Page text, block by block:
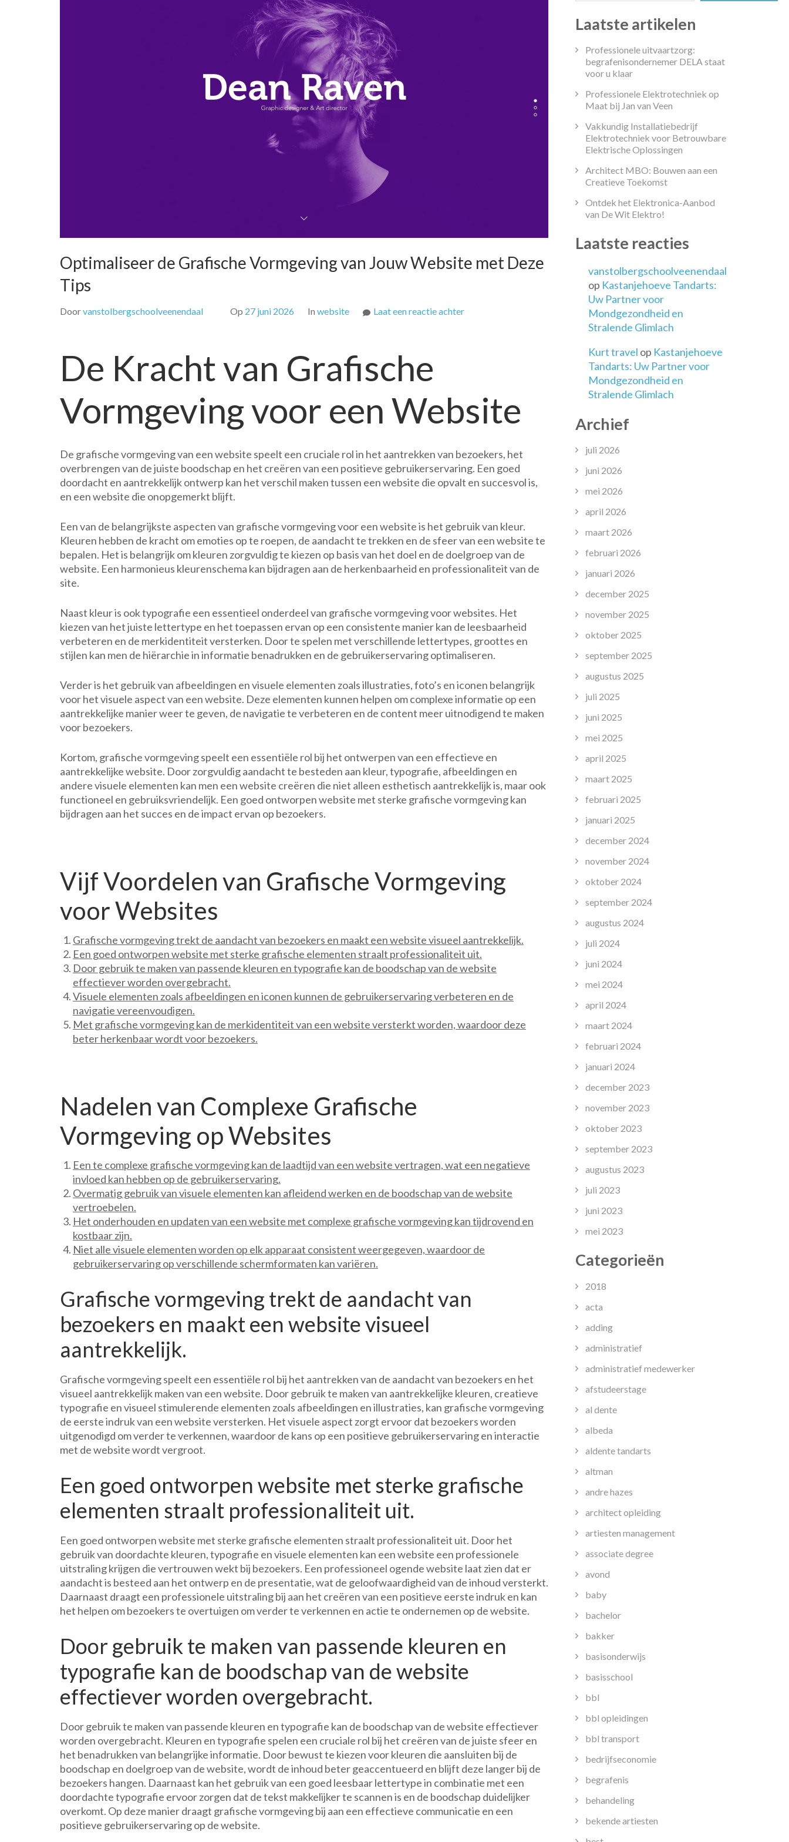
Optimaliseer de Grafische Vormgeving van Jouw Website met Deze
Tips
Doorvanstolbergschoolveenendaal Op 27 juni 2026 In website Laat een reactie achterop
Jouw
Website
met
Tips
De Kracht van Grafische
Vormgeving voor een Website
De grafische vormgeving van een website speelt een cruciale rol in het aantrekken van bezoekers, het
overbrengen van de juiste boodschap en het creëren van een positieve gebruikerservaring. Een goed
doordacht en aantrekkelijk ontwerp kan het verschil maken tussen een website die opvalt en succesvol is,
en een website die onopgemerkt blijft.
Een van de belangrijkste aspecten van grafische vormgeving voor een website is het gebruik van kleur.
Kleuren hebben de kracht om emoties op te roepen, de aandacht te trekken en de sfeer van een website te
bepalen. Het is belangrijk om kleuren zorgvuldig te kiezen op basis van het doel en de doelgroep van de
website. Een harmonieus kleurenschema kan bijdragen aan de herkenbaarheid en professionaliteit van de
site.
Naast kleur is ook typografie een essentieel onderdeel van grafische vormgeving voor websites. Het
kiezen van het juiste lettertype en het toepassen ervan op een consistente manier kan de leesbaarheid
verbeteren en de merkidentiteit versterken. Door te spelen met verschillende lettertypes, groottes en
stijlen kan men de hiërarchie in informatie benadrukken en de gebruikerservaring optimaliseren.
Verder is het gebruik van afbeeldingen en visuele elementen zoals illustraties, foto’s en iconen belangrijk
voor het visuele aspect van een website. Deze elementen kunnen helpen om complexe informatie op een
aantrekkelijke manier weer te geven, de navigatie te verbeteren en de content meer uitnodigend te maken
voor bezoekers.
Kortom, grafische vormgeving speelt een essentiële rol bij het ontwerpen van een effectieve en
aantrekkelijke website. Door zorgvuldig aandacht te besteden aan kleur, typografie, afbeeldingen en
andere visuele elementen kan men een website creëren die niet alleen esthetisch aantrekkelijk is, maar ook
functioneel en gebruiksvriendelijk. Een goed ontworpen website met sterke grafische vormgeving kan
bijdragen aan het succes en de impact ervan op bezoekers.
Vijf Voordelen van Grafische Vormgeving
voor Websites
Grafische vormgeving trekt de aandacht van bezoekers en maakt een website visueel aantrekkelijk.
Een goed ontworpen website met sterke grafische elementen straalt professionaliteit uit.
Door gebruik te maken van passende kleuren en typografie kan de boodschap van de website
effectiever worden overgebracht.
Visuele elementen zoals afbeeldingen en iconen kunnen de gebruikerservaring verbeteren en de
navigatie vereenvoudigen.
Met grafische vormgeving kan de merkidentiteit van een website versterkt worden, waardoor deze
beter herkenbaar wordt voor bezoekers.
Nadelen van Complexe Grafische
Vormgeving op Websites
Een te complexe grafische vormgeving kan de laadtijd van een website vertragen, wat een negatieve
invloed kan hebben op de gebruikerservaring.
Overmatig gebruik van visuele elementen kan afleidend werken en de boodschap van de website
vertroebelen.
Het onderhouden en updaten van een website met complexe grafische vormgeving kan tijdrovend en
kostbaar zijn.
Niet alle visuele elementen worden op elk apparaat consistent weergegeven, waardoor de
gebruikerservaring op verschillende schermformaten kan variëren.
Grafische vormgeving trekt de aandacht van
bezoekers en maakt een website visueel
aantrekkelijk.
Grafische vormgeving speelt een essentiële rol bij het aantrekken van de aandacht van bezoekers en het
visueel aantrekkelijk maken van een website. Door gebruik te maken van aantrekkelijke kleuren, creatieve
typografie en visueel stimulerende elementen zoals afbeeldingen en illustraties, kan grafische vormgeving
de eerste indruk van een website versterken. Het visuele aspect zorgt ervoor dat bezoekers worden
uitgenodigd om verder te verkennen, waardoor de kans op een positieve gebruikerservaring en interactie
met de website wordt vergroot.
Een goed ontworpen website met sterke grafische
elementen straalt professionaliteit uit.
Een goed ontworpen website met sterke grafische elementen straalt professionaliteit uit. Door het
gebruik van doordachte kleuren, typografie en visuele elementen kan een website een professionele
uitstraling krijgen die vertrouwen wekt bij bezoekers. Een professioneel ogende website laat zien dat er
aandacht is besteed aan het ontwerp en de presentatie, wat de geloofwaardigheid van de inhoud versterkt.
Daarnaast draagt een professionele uitstraling bij aan het creëren van een positieve eerste indruk en kan
het helpen om bezoekers te overtuigen om verder te verkennen en actie te ondernemen op de website.
Door gebruik te maken van passende kleuren en
typografie kan de boodschap van de website
effectiever worden overgebracht.
Door gebruik te maken van passende kleuren en typografie kan de boodschap van de website effectiever
worden overgebracht. Kleuren en typografie spelen een cruciale rol bij het creëren van de juiste sfeer en
het benadrukken van belangrijke informatie. Door bewust te kiezen voor kleuren die aansluiten bij de
boodschap en doelgroep van de website, wordt de inhoud beter geaccentueerd en blijft deze langer bij de
bezoekers hangen. Daarnaast kan het gebruik van een goed leesbaar lettertype in combinatie met een
doordachte typografie ervoor zorgen dat de tekst makkelijker te scannen is en de boodschap duidelijker
overkomt. Op deze manier draagt grafische vormgeving bij aan een effectieve communicatie en een
positieve gebruikerservaring op de website.
Laatste artikelen
Professionele uitvaartzorg:
begrafenisondernemer DELA staat
voor u klaar
Professionele Elektrotechniek op
Maat bij Jan van Veen
Vakkundig Installatiebedrijf
Elektrotechniek voor Betrouwbare
Elektrische Oplossingen
Architect MBO: Bouwen aan een
Creatieve Toekomst
Ontdek het Elektronica-Aanbod
van De Wit Elektro!
Laatste reacties
vanstolbergschoolveenendaal
op Kastanjehoeve Tandarts:
Uw Partner voor
Mondgezondheid en
Stralende Glimlach
Kurt travel op Kastanjehoeve
Tandarts: Uw Partner voor
Mondgezondheid en
Stralende Glimlach
Archief
juli 2026
juni 2026
mei 2026
april 2026
maart 2026
februari 2026
januari 2026
december 2025
november 2025
oktober 2025
september 2025
augustus 2025
juli 2025
juni 2025
mei 2025
april 2025
maart 2025
februari 2025
januari 2025
december 2024
november 2024
oktober 2024
september 2024
augustus 2024
juli 2024
juni 2024
mei 2024
april 2024
maart 2024
februari 2024
januari 2024
december 2023
november 2023
oktober 2023
september 2023
augustus 2023
juli 2023
juni 2023
mei 2023
Categorieën
2018
acta
adding
administratief
administratief medewerker
afstudeerstage
al dente
albeda
aldente tandarts
altman
andre hazes
architect opleiding
artiesten management
associate degree
avond
baby
bachelor
bakker
basisonderwijs
basisschool
bbl
bbl opleidingen
bbl transport
bedrijfseconomie
begrafenis
behandeling
bekende artiesten